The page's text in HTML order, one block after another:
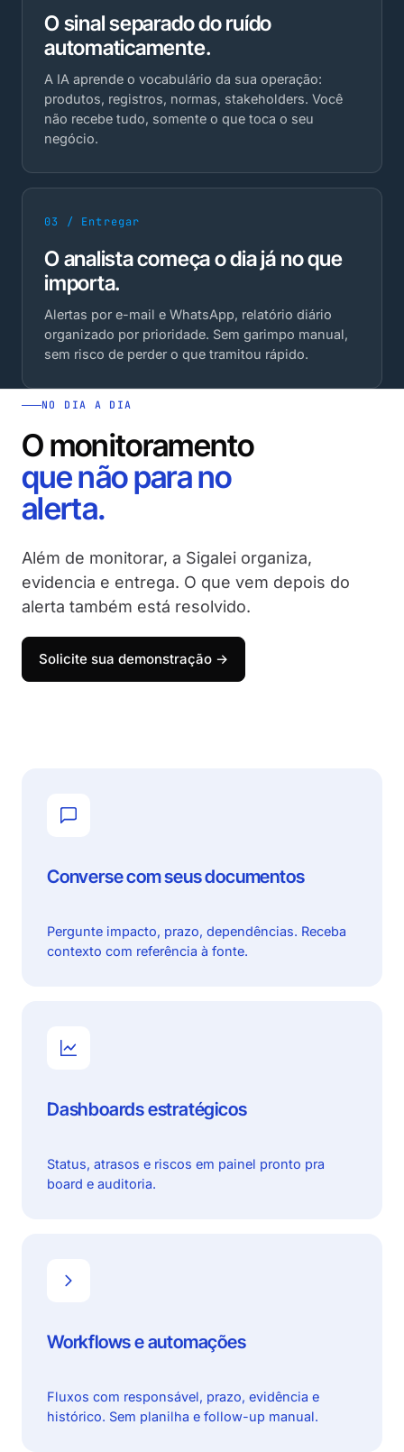
O sinal separado do ruído
automaticamente.
A IA aprende o vocabulário da sua operação:
produtos, registros, normas, stakeholders. Você
não recebe tudo, somente o que toca o seu
negócio.
03 / Entregar
O analista começa o dia já no que
importa.
Alertas por e-mail e WhatsApp, relatório diário
organizado por prioridade. Sem garimpo manual,
sem risco de perder o que tramitou rápido.
NO DIA A DIA
O monitoramento
que não para no
alerta.
Além de monitorar, a Sigalei organiza,
evidencia e entrega. O que vem depois do
alerta também está resolvido.
Solicite sua demonstração →
Converse com seus documentos
Pergunte impacto, prazo, dependências. Receba
contexto com referência à fonte.
Dashboards estratégicos
Status, atrasos e riscos em painel pronto pra
board e auditoria.
Workflows e automações
Fluxos com responsável, prazo, evidência e
histórico. Sem planilha e follow-up manual.